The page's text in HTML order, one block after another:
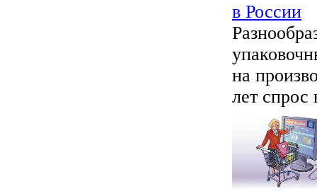
в России
на
лет спрос